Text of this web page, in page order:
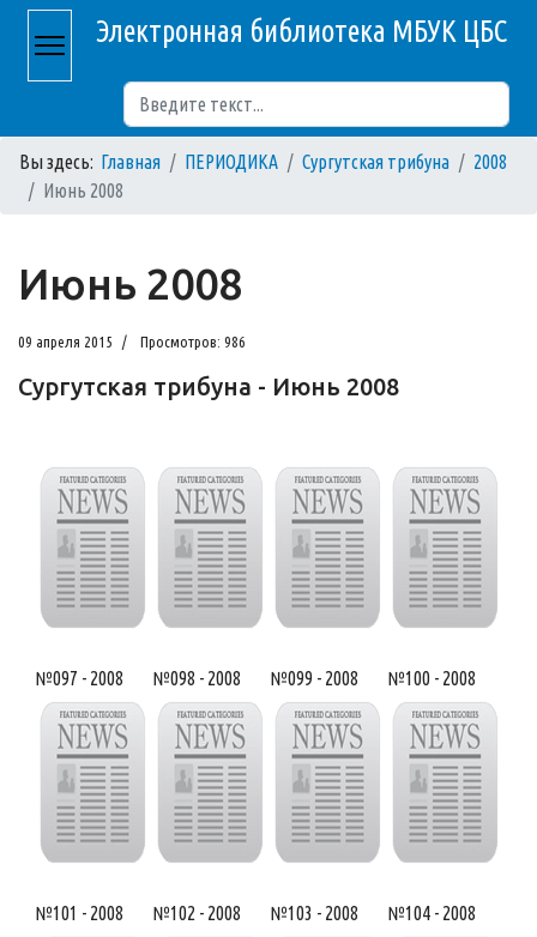
Электронная библиотека МБУК ЦБС
Вы здесь: Главная ПЕРИОДИКА Сургутская трибуна
2008
Июнь 2008
Июнь 2008
09 апреля 2015 Просмотров: 986
Сургутская трибуна - Июнь 2008
№097 - 2008 №098 - 2008 №099 - 2008 №100 - 2008
№101 - 2008 №102 - 2008 №103 - 2008 №104 - 2008